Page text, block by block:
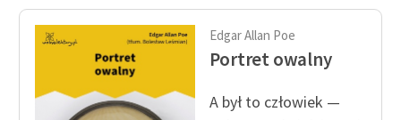
Edgar Allan Poe
Portret owalny
A był to człowiek —